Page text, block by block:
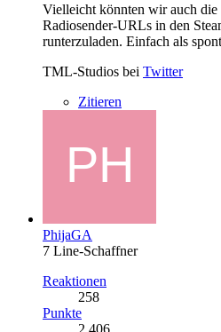
Vielleicht könnten wir auch
Radiosender-URLs in den
runterzuladen. Einfach als
TML-Studios bei Twitter
Zitieren
PhijaGA
7 Line-Schaffner
Reaktionen
258
Punkte
2.406